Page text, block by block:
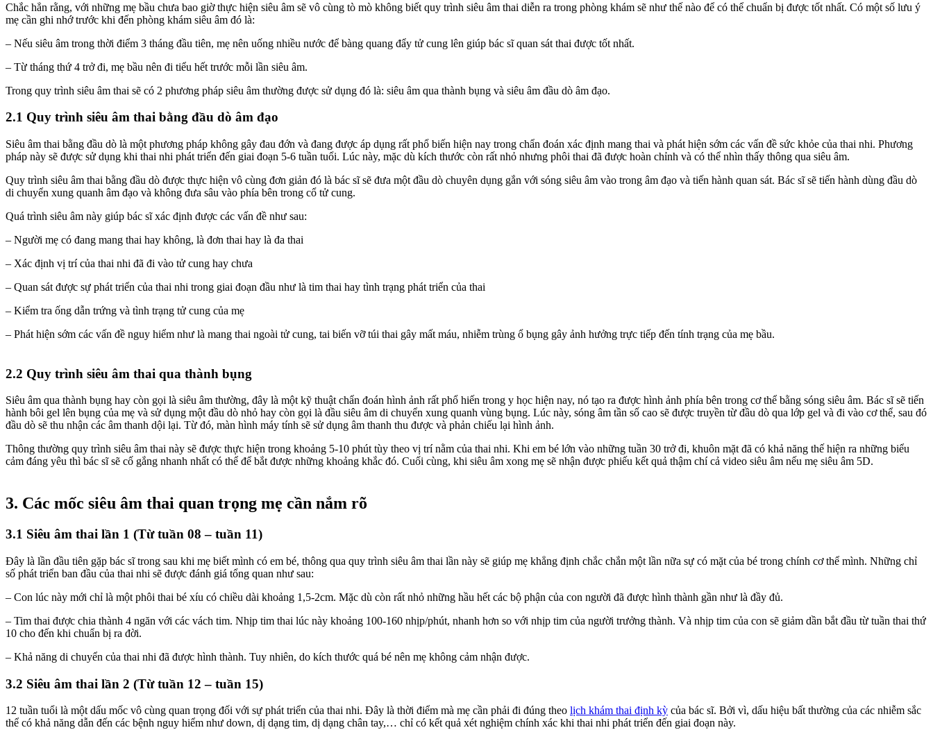
Chắc hẳn rằng, với những mẹ bầu chưa bao giờ thực hiện siêu âm sẽ vô cùng tò mò không biết quy trình siêu âm thai diễn ra trong phòng khám sẽ như thế nào để có thể chuẩn bị được tốt nhất. Có một số lưu ý
mẹ cần ghi nhớ trước khi đến phòng khám siêu âm đó là:
– Nếu siêu âm trong thời điểm 3 tháng đầu tiên, mẹ nên uống nhiều nước để bàng quang đẩy tử cung lên giúp bác sĩ quan sát thai được tốt nhất.
– Từ tháng thứ 4 trở đi, mẹ bầu nên đi tiểu hết trước mỗi lần siêu âm.
Trong quy trình siêu âm thai sẽ có 2 phương pháp siêu âm thường được sử dụng đó là: siêu âm qua thành bụng và siêu âm đầu dò âm đạo.
2.1 Quy trình siêu âm thai bằng đầu dò âm đạo
Siêu âm thai bằng đầu dò là một phương pháp không gây đau đớn và đang được áp dụng rất phổ biến hiện nay trong chẩn đoán xác định mang thai và phát hiện sớm các vấn đề sức khỏe của thai nhi. Phương
pháp này sẽ được sử dụng khi thai nhi phát triển đến giai đoạn 5-6 tuần tuổi. Lúc này, mặc dù kích thước còn rất nhỏ nhưng phôi thai đã được hoàn chỉnh và có thể nhìn thấy thông qua siêu âm.
Quy trình siêu âm thai bằng đầu dò được thực hiện vô cùng đơn giản đó là bác sĩ sẽ đưa một đầu dò chuyên dụng gắn với sóng siêu âm vào trong âm đạo và tiến hành quan sát. Bác sĩ sẽ tiến hành dùng đầu dò
di chuyển xung quanh âm đạo và không đưa sâu vào phía bên trong cổ tử cung.
Quá trình siêu âm này giúp bác sĩ xác định được các vấn đề như sau:
– Người mẹ có đang mang thai hay không, là đơn thai hay là đa thai
– Xác định vị trí của thai nhi đã đi vào tử cung hay chưa
– Quan sát được sự phát triển của thai nhi trong giai đoạn đầu như là tim thai hay tình trạng phát triển của thai
– Kiểm tra ống dẫn trứng và tình trạng tử cung của mẹ
– Phát hiện sớm các vấn đề nguy hiểm như là mang thai ngoài tử cung, tai biến vỡ túi thai gây mất máu, nhiễm trùng ổ bụng gây ảnh hưởng trực tiếp đến tính trạng của mẹ bầu.
2.2 Quy trình siêu âm thai qua thành bụng
Siêu âm qua thành bụng hay còn gọi là siêu âm thường, đây là một kỹ thuật chẩn đoán hình ảnh rất phổ hiến trong y học hiện nay, nó tạo ra được hình ảnh phía bên trong cơ thể bằng sóng siêu âm. Bác sĩ sẽ tiến
hành bôi gel lên bụng của mẹ và sử dụng một đầu dò nhỏ hay còn gọi là đầu siêu âm di chuyển xung quanh vùng bụng. Lúc này, sóng âm tần số cao sẽ được truyền từ đầu dò qua lớp gel và đi vào cơ thể, sau đó
đầu dò sẽ thu nhận các âm thanh dội lại. Từ đó, màn hình máy tính sẽ sử dụng âm thanh thu được và phản chiếu lại hình ảnh.
Thông thường quy trình siêu âm thai này sẽ được thực hiện trong khoảng 5-10 phút tùy theo vị trí nằm của thai nhi. Khi em bé lớn vào những tuần 30 trở đi, khuôn mặt đã có khả năng thế hiện ra những biểu
cảm đáng yêu thì bác sĩ sẽ cố gắng nhanh nhất có thể để bắt được những khoảng khắc đó. Cuối cùng, khi siêu âm xong mẹ sẽ nhận được phiếu kết quả thậm chí cả video siêu âm nếu mẹ siêu âm 5D.
3. Các mốc siêu âm thai quan trọng mẹ cần nắm rõ
3.1 Siêu âm thai lần 1 (Từ tuần 08 – tuần 11)
Đây là lần đầu tiên gặp bác sĩ trong sau khi mẹ biết mình có em bé, thông qua quy trình siêu âm thai lần này sẽ giúp mẹ khẳng định chắc chắn một lần nữa sự có mặt của bé trong chính cơ thể mình. Những chỉ
số phát triển ban đầu của thai nhi sẽ được đánh giá tổng quan như sau:
– Con lúc này mới chỉ là một phôi thai bé xíu có chiều dài khoảng 1,5-2cm. Mặc dù còn rất nhỏ những hầu hết các bộ phận của con người đã được hình thành gần như là đầy đủ.
– Tim thai được chia thành 4 ngăn với các vách tim. Nhịp tim thai lúc này khoảng 100-160 nhịp/phút, nhanh hơn so với nhịp tim của người trưởng thành. Và nhịp tim của con sẽ giảm dần bắt đầu từ tuần thai thứ
10 cho đến khi chuẩn bị ra đời.
– Khả năng di chuyển của thai nhi đã được hình thành. Tuy nhiên, do kích thước quá bé nên mẹ không cảm nhận được.
3.2 Siêu âm thai lần 2 (Từ tuần 12 – tuần 15)
12 tuần tuổi là một dấu mốc vô cùng quan trọng đối với sự phát triển của thai nhi. Đây là thời điểm mà mẹ cần phải đi đúng theo lịch khám thai định kỳ của bác sĩ. Bởi vì, dấu hiệu bất thường của các nhiễm sắc
thể có khả năng dẫn đến các bệnh nguy hiểm như down, dị dạng tim, dị dạng chân tay,… chỉ có kết quả xét nghiệm chính xác khi thai nhi phát triển đến giai đoạn này.